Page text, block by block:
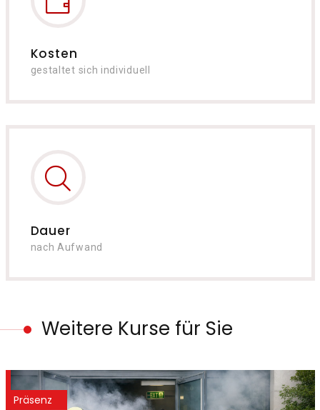
Kosten
gestaltet sich individuell
Dauer
nach Aufwand
Weitere Kurse für Sie
Präsenz